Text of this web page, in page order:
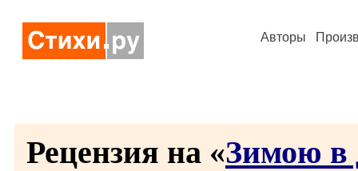
Авторы
Рецензия на «Зимою в